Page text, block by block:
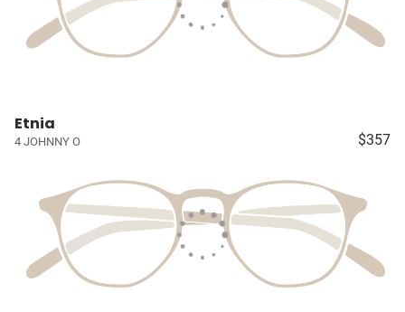
Etnia
4 JOHNNY O $357